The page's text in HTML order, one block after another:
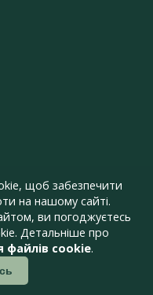
щоб забезпечити
на нашому сайті.
ви погоджуєтесь
Детальніше про
файлів cookie.